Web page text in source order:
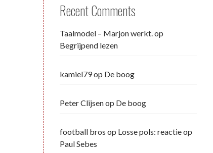
Recent Comments
Taalmodel – Marjon werkt.op
Begrijpend lezen
kamiel79op De boog
Peter Clijsenop De boog
football bros op Losse pols: reactie op
Paul Sebes